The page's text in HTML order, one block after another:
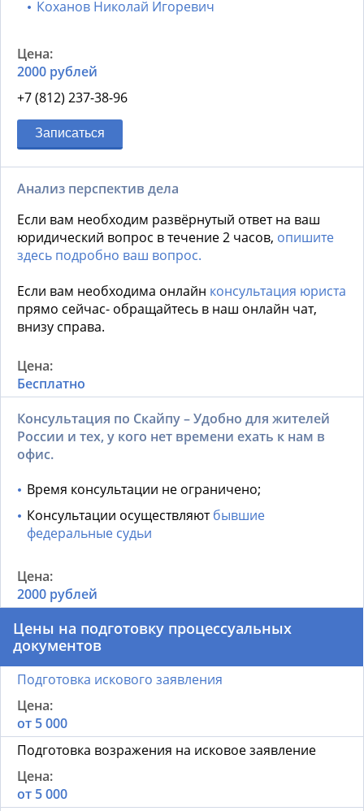
Коханов Николай Игоревич
2000 рублей
+7 (812) 237-38-96
Записаться
Анализ перспектив дела
Если вам необходим развёрнутый ответ на ваш
юридический вопрос в течение 2 часов, опишите
здесь подробно ваш вопрос.
Если вам необходима онлайн консультация юриста
прямо сейчас- обращайтесь в наш онлайн чат,
внизу справа.
Бесплатно
Консультация по Скайпу – Удобно для жителей
России и тех, у кого нет времени ехать к нам в
офис.
Время консультации не ограничено;
Консультации осуществляютбывшие
федеральные судьи
2000 рублей
Цены на подготовку процессуальных
документов
Подготовка искового заявления
от 5 000
Подготовка возражения на исковое заявление
от 5 000